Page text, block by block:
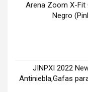
Arena Zoom X-Fit
Negro
JINPXI 2022
Antiniebla,Gafas